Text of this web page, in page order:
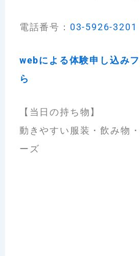
電話番号： 03-5926-3201
webによる体験申し込み
ら
【当日の持ち物】
動きやすい服装・飲み物
ーズ